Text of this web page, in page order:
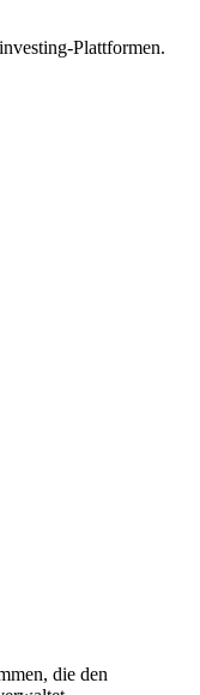
Plattformen.
die den